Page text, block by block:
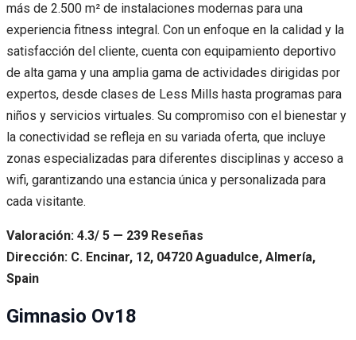
más de 2.500 m² de instalaciones modernas para una
experiencia fitness integral. Con un enfoque en la calidad y la
satisfacción del cliente, cuenta con equipamiento deportivo
de alta gama y una amplia gama de actividades dirigidas por
expertos, desde clases de Less Mills hasta programas para
niños y servicios virtuales. Su compromiso con el bienestar y
la conectividad se refleja en su variada oferta, que incluye
zonas especializadas para diferentes disciplinas y acceso a
wifi, garantizando una estancia única y personalizada para
cada visitante.
Valoración: 4.3/ 5 — 239 Reseñas
Dirección: C. Encinar, 12, 04720 Aguadulce, Almería,
Spain
Gimnasio Ov18